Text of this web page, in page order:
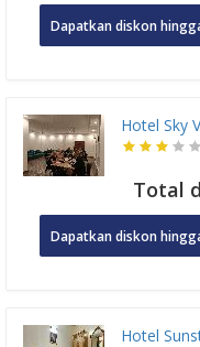
Dapatkan diskon
Hotel Sky
Total
Dapatkan diskon
Hotel